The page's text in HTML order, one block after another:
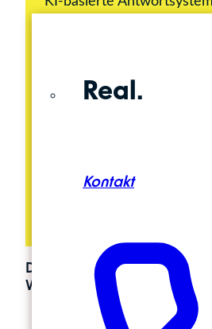
Real.
Kontakt
Modelle optimal
in der Suchmaschine) nur
Damit genau das optimal
Webinhalte bestimmte
Sie müssen inhaltlich